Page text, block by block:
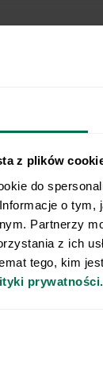
z plików
do
o tym,
Partnerzy
z ich
tego, kim
prywatności.
Pobierz